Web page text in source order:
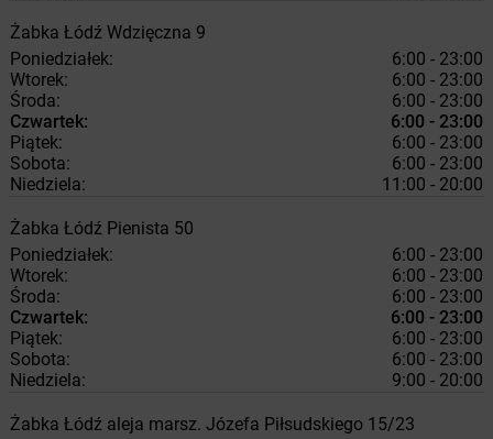
Żabka Łódź Wdzięczna 9
Poniedziałek:
6:00 - 23:00
Wtorek:
6:00 - 23:00
Środa:
6:00 - 23:00
Czwartek:
6:00 - 23:00
Piątek:
6:00 - 23:00
Sobota:
6:00 - 23:00
Niedziela:
11:00 - 20:00
Żabka Łódź Pienista 50
Poniedziałek:
6:00 - 23:00
Wtorek:
6:00 - 23:00
Środa:
6:00 - 23:00
Czwartek:
6:00 - 23:00
Piątek:
6:00 - 23:00
Sobota:
6:00 - 23:00
Niedziela:
9:00 - 20:00
Żabka Łódź aleja marsz. Józefa Piłsudskiego 15/23